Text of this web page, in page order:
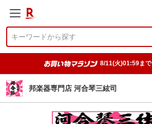
8/11(火)01:59まで
邦楽器専門店 河合琴三絃司